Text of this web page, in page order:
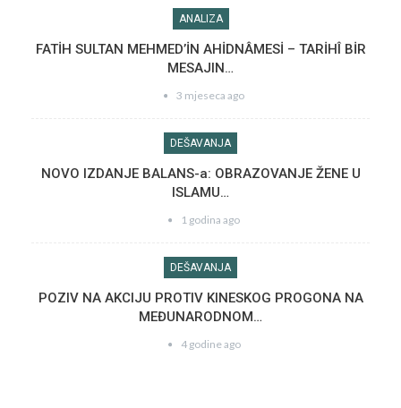
ANALIZA
FATİH SULTAN MEHMED’İN AHİDNÂMESİ – TARİHÎ BİR
MESAJIN…
3 mjeseca ago
DEŠAVANJA
NOVO IZDANJE BALANS-a: OBRAZOVANJE ŽENE U
ISLAMU…
1 godina ago
DEŠAVANJA
POZIV NA AKCIJU PROTIV KINESKOG PROGONA NA
MEĐUNARODNOM…
4 godine ago